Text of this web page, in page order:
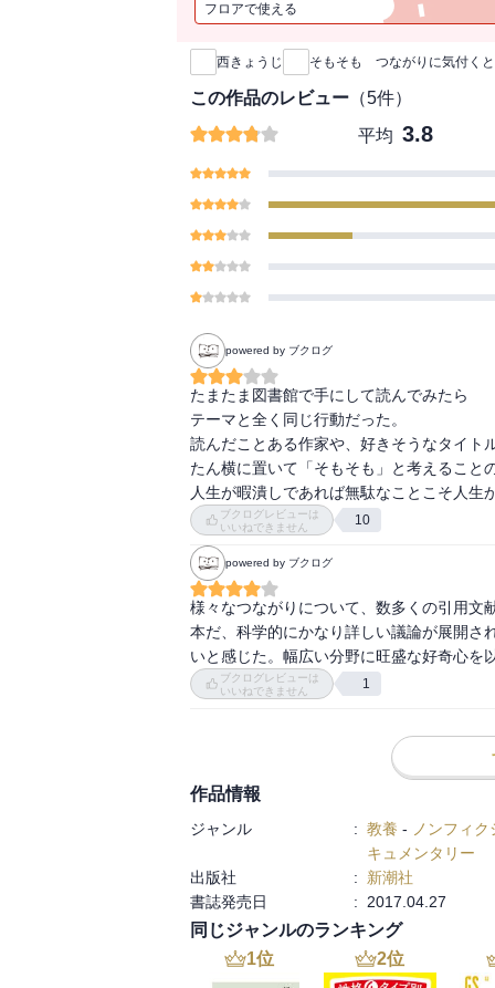
フロアで使える
新刊通知
西きょうじ そもそも つながりに気付く
この作品のレビュー （5件）
平均 3.8
powered by ブクログ
たまたま図書館で手にして読んでみたら
テーマと全く同じ行動だった。
読んだことある作家や、好きそうなタイト
たん横に置いて「そもそも」と考えること
人生が暇潰しであれば無駄なことこそ人生
ブクログレビューは
いいねできません
10
powered by ブクログ
様々なつながりについて、数多くの引用文
本だ、科学的にかなり詳しい議論が展開さ
いと感じた。幅広い分野に旺盛な好奇心を
ブクログレビューは
いいねできません
1
作品情報
ジャンル : 教養 - ノンフィ
キュメンタリー
出版社
:
新潮社
書誌発売日
: 2017.04.27
同じジャンルのランキング
1位 2位